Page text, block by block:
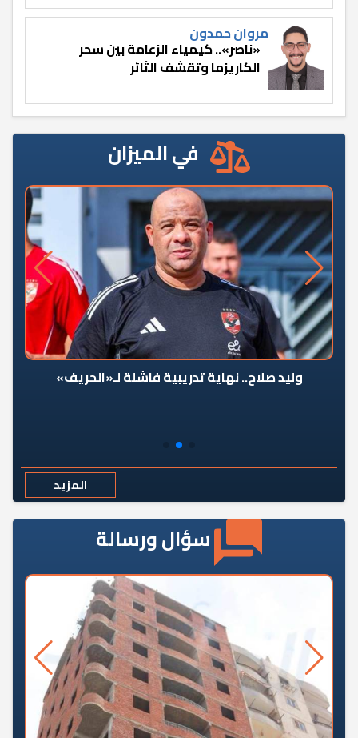
مروان حمدون
«ناصر».. كيمياء الزعامة بين سحر
الكاريزما وتقشف الثائر
في الميزان
وليد صلاح.. نهاية تدريبية فاشلة لـ«الحريف»
المزيد
سؤال ورسالة